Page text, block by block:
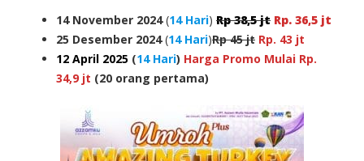
14 November 2024(14 Hari) Rp 38,5 jt Rp. 36,5 jt
25 Desember 2024(14 Hari)Rp 45 jt Rp. 43 jt
12 April 2025 (14 Hari) Harga Promo Mulai Rp.
34,9 jt (20 orang pertama)